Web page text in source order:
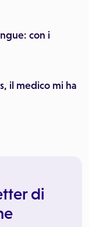
con i
il medico mi ha
di